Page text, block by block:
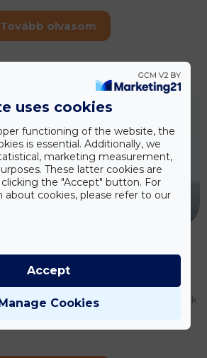
Tovább olvasom
(április 22.) elsősorban a vizeink
létezésünk és egészségünk egyik
uses cookies
functioning of the website, the
is essential. Additionally, we
marketing measurement,
These latter cookies are
the "Accept" button. For
cookies, please refer to our
Manage Cookies
Accept